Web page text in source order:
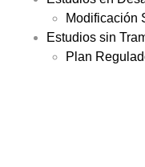
Modificación
Estudios sin
Plan